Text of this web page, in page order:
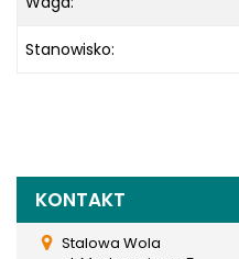
Stanowisko:
KONTAKT
Stalowa Wola